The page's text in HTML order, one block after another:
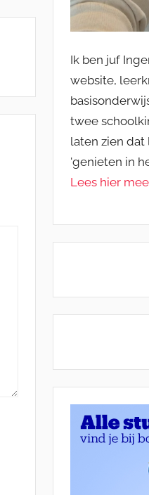
Ik ben juf
website,
twee
laten zien dat
'genieten in
Lees hier